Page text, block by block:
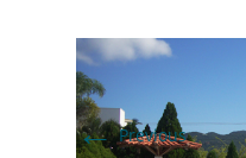
←Previous